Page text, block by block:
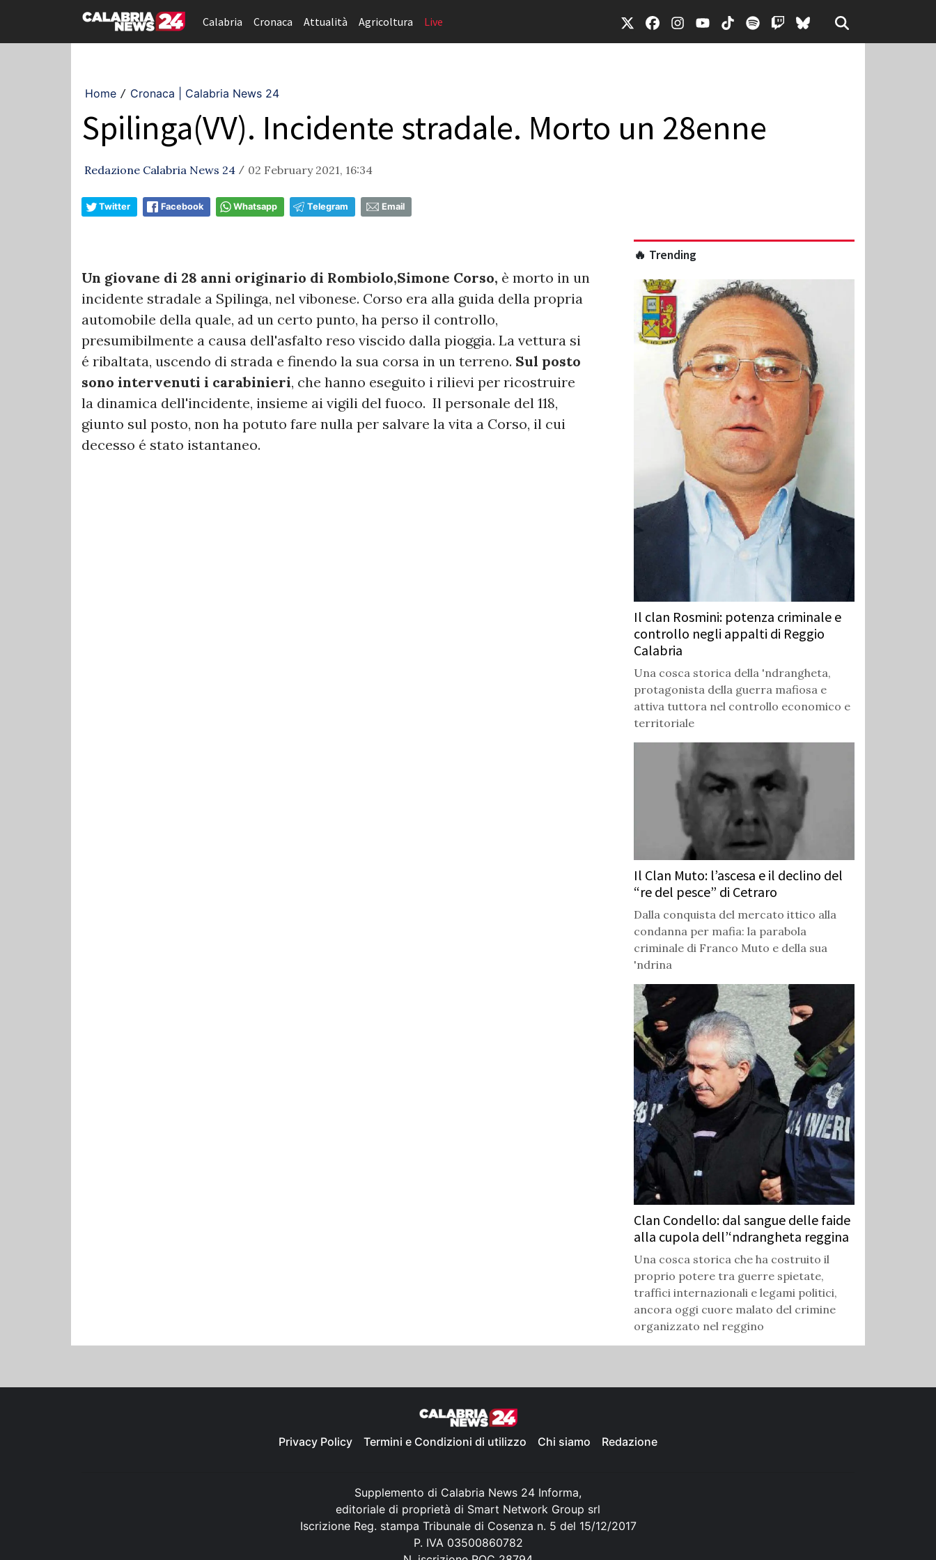
Calabria Cronaca Attualità Agricoltura Live
Home / Cronaca | Calabria News 24
Spilinga(VV). Incidente stradale. Morto un 28enne
Redazione Calabria News 24 / 02 February 2021, 16:34
Twitter Facebook Whatsapp Telegram Email
Un giovane di 28 anni originario di Rombiolo,Simone Corso, è morto in un
incidente stradale a Spilinga, nel vibonese. Corso era alla guida della propria
automobile della quale, ad un certo punto, ha perso il controllo,
presumibilmente a causa dell'asfalto reso viscido dalla pioggia. La vettura si
é ribaltata, uscendo di strada e finendo la sua corsa in un terreno. Sul posto
sono intervenuti i carabinieri, che hanno eseguito i rilievi per ricostruire
la dinamica dell'incidente, insieme ai vigili del fuoco. Il personale del 118,
giunto sul posto, non ha potuto fare nulla per salvare la vita a Corso, il cui
decesso é stato istantaneo.
🔥 Trending
Il clan Rosmini: potenza criminale e
controllo negli appalti di Reggio
Calabria
Una cosca storica della 'ndrangheta,
protagonista della guerra mafiosa e
attiva tuttora nel controllo economico e
territoriale
Il Clan Muto: l’ascesa e il declino del
“re del pesce” di Cetraro
Dalla conquista del mercato ittico alla
condanna per mafia: la parabola
criminale di Franco Muto e della sua
'ndrina
Clan Condello: dal sangue delle faide
alla cupola dell’‘ndrangheta reggina
Una cosca storica che ha costruito il
proprio potere tra guerre spietate,
traffici internazionali e legami politici,
ancora oggi cuore malato del crimine
organizzato nel reggino
Privacy Policy Termini e Condizioni di utilizzo Chi siamo Redazione
Supplemento di Calabria News 24 Informa,
editoriale di proprietà di Smart Network Group srl
Iscrizione Reg. stampa Tribunale di Cosenza n. 5 del 15/12/2017
P. IVA 03500860782